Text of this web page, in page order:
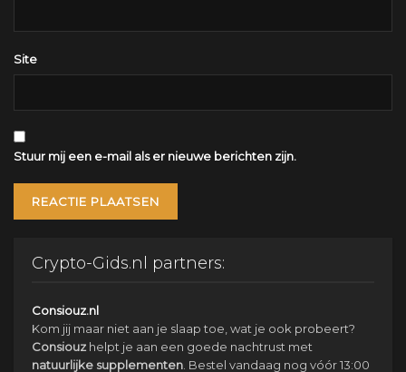
Site
Stuur mij een e-mail als er nieuwe berichten zijn.
Crypto-Gids.nl partners:
Consiouz.nl
Kom jij maar niet aan je slaap toe, wat je ook probeert?
Consiouz helpt je aan een goede nachtrust met
natuurlijke supplementen . Bestel vandaag nog vóór 13:00